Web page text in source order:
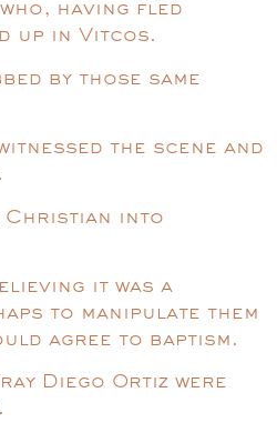
who, having fled
up in Vitcos.
by those same
the scene and
Christian into
it was a
to manipulate them
agree to baptism.
Diego Ortiz were